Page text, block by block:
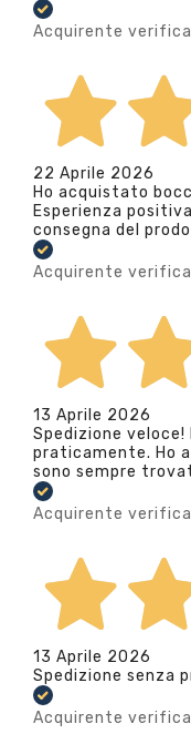
Acquirente
22 Aprile 2026
Ho acquistato
Esperienza
consegna del
Acquirente
13 Aprile 2026
Spedizione
praticamente. Ho
sono sempre
Acquirente
13 Aprile 2026
Spedizione senza
Acquirente